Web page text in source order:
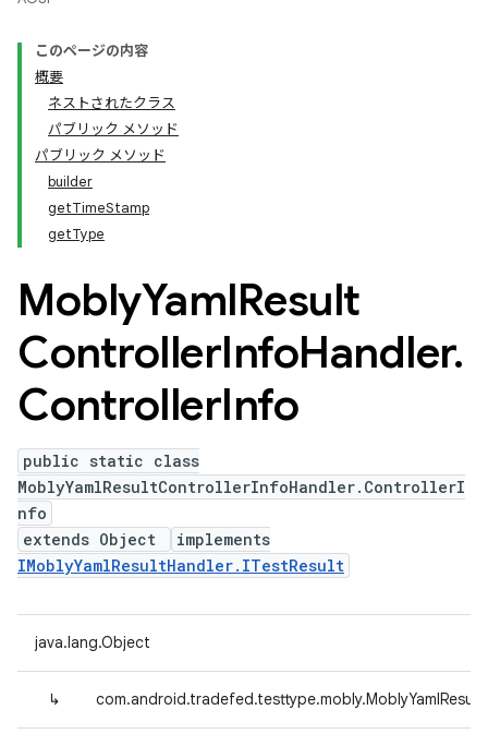
このページの内容
概要
ネストされたクラス
パブリック メソッド
パブリック メソッド
builder
getTimeStamp
getType
MoblyYamlResult
ControllerInfoHandler.
ControllerInfo
public static class
MoblyYamlResultControllerInfoHandler.ControllerI
nfo
extends Object
implements
IMoblyYamlResultHandler.ITestResult
java.lang.Object
↳